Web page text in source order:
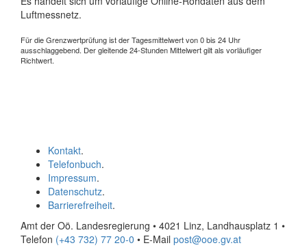
Luftmessnetz.
Für die Grenzwertprüfung ist der Tagesmittelwert von 0 bis 24 Uhr
ausschlaggebend. Der gleitende 24-Stunden Mittelwert gilt als vorläufiger
Richtwert.
Kontakt.
Telefonbuch.
Impressum.
Datenschutz.
Barrierefreiheit.
Amt der Oö. Landesregierung • 4021 Linz, Landhausplatz 1 •
Telefon (+43 732) 77 20-0 • E-Mail post@ooe.gv.at